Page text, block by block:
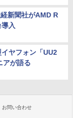
新聞社がAMD R
入
ヤフォン「UU2
アが語る
お問い合わせ